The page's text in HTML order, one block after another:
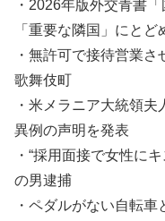
・2026年版外交青書
「重要な隣国」にとど
・無許可で接待営業
歌舞伎町
・米メラニア大統領
異例の声明を発表
・“採用面接で女性に
の男逮捕
・ペダルがない自転